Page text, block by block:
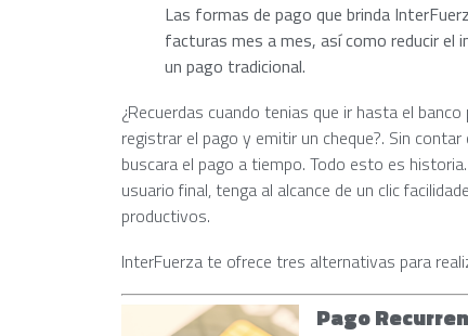
Las formas de pago que brinda
facturas mes a mes, así como reducir
un pago tradicional.
¿Recuerdas cuando tenias que ir hasta el
registrar el pago y emitir un cheque?. Sin
buscara el pago a tiempo. Todo esto es
usuario final, tenga al alcance de un clic
productivos.
InterFuerza te ofrece tres alternativas para
Pago